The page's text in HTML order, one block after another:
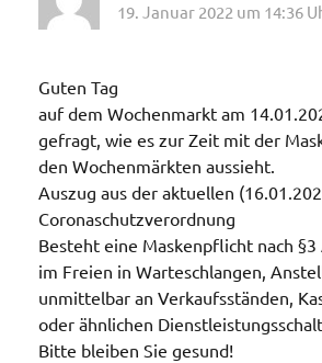
19. Januar 2022 um 14:36
Guten Tag
auf dem Wochenmarkt am
gefragt, wie es zur Zeit mit der
den Wochenmärkten aussieht.
Auszug aus der aktuellen
Coronaschutzverordnung
Besteht eine Maskenpflicht nach §3
im Freien in Warteschlangen,
unmittelbar an Verkaufsständen,
oder ähnlichen
Bitte bleiben Sie gesund!